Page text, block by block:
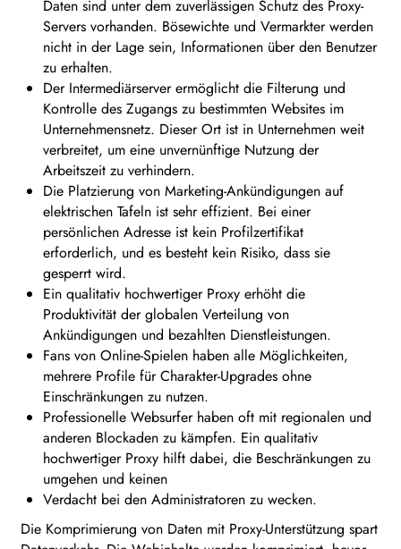
Daten sind unter dem zuverlässigen Schutz des Proxy-
Servers vorhanden. Bösewichte und Vermarkter werden
nicht in der Lage sein, Informationen über den Benutzer
zu erhalten.
Der Intermediärserver ermöglicht die Filterung und
Kontrolle des Zugangs zu bestimmten Websites im
Unternehmensnetz. Dieser Ort ist in Unternehmen weit
verbreitet, um eine unvernünftige Nutzung der
Arbeitszeit zu verhindern.
Die Platzierung von Marketing-Ankündigungen auf
elektrischen Tafeln ist sehr effizient. Bei einer
persönlichen Adresse ist kein Profilzertifikat
erforderlich, und es besteht kein Risiko, dass sie
gesperrt wird.
Ein qualitativ hochwertiger Proxy erhöht die
Produktivität der globalen Verteilung von
Ankündigungen und bezahlten Dienstleistungen.
Fans von Online-Spielen haben alle Möglichkeiten,
mehrere Profile für Charakter-Upgrades ohne
Einschränkungen zu nutzen.
Professionelle Websurfer haben oft mit regionalen und
anderen Blockaden zu kämpfen. Ein qualitativ
hochwertiger Proxy hilft dabei, die Beschränkungen zu
umgehen und keinen
Verdacht bei den Administratoren zu wecken.
Die Komprimierung von Daten mit Proxy-Unterstützung spart